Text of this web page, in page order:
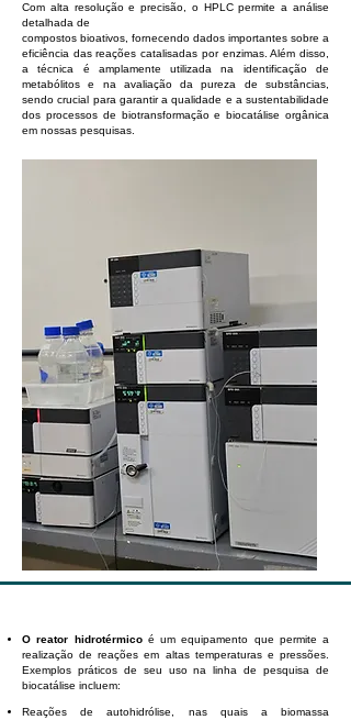
Com alta resolução e precisão, o HPLC permite a análise
detalhada de
compostos bioativos, fornecendo dados importantes sobre a
eficiência das reações catalisadas por enzimas. Além disso,
a técnica é amplamente utilizada na identificação de
metabólitos e na avaliação da pureza de substâncias,
sendo crucial para garantir a qualidade e a sustentabilidade
dos processos de biotransformação e biocatálise orgânica
em nossas pesquisas.
O reator hidrotérmicoé um equipamento que permite a
realização de reações em altas temperaturas e pressões.
Exemplos práticos de seu uso na linha de pesquisa de
biocatálise incluem:
Reações de autohidrólise, nas quais a biomassa